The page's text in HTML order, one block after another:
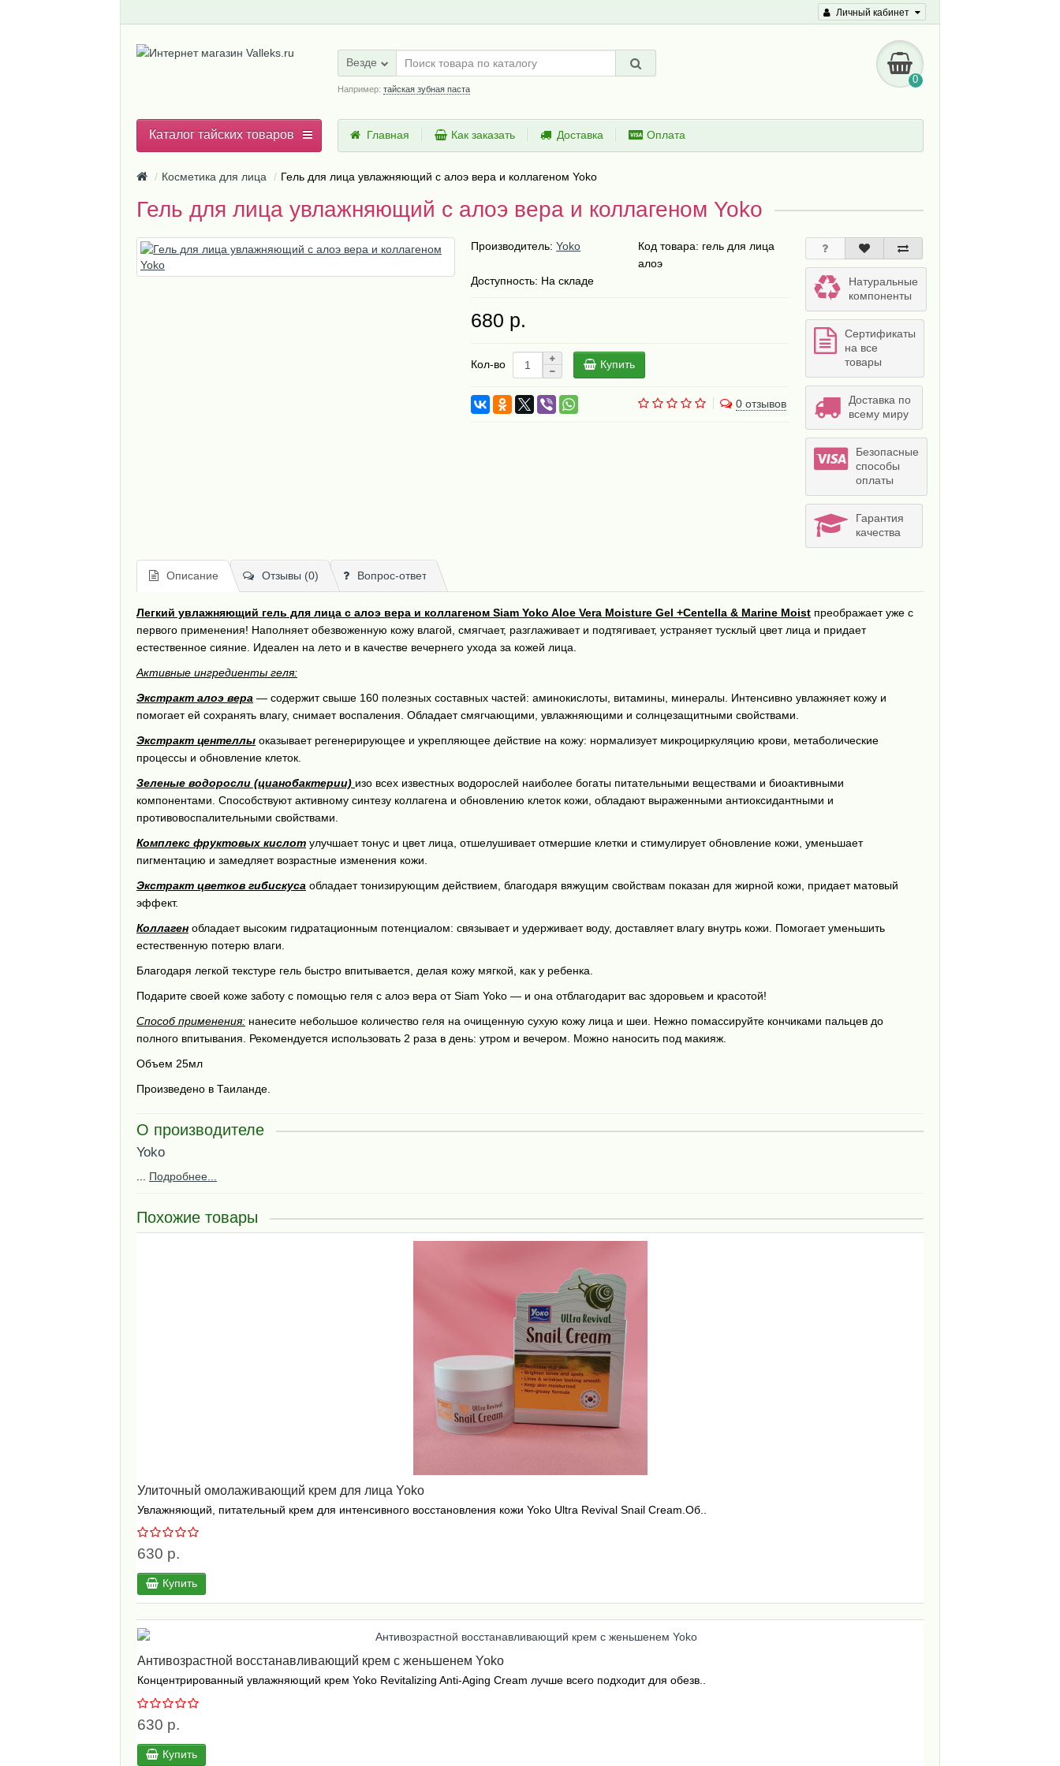
Личный кабинет
0
Везде
Например: тайская зубная паста
Главная Как заказать Доставка Оплата
Каталог тайских товаров
Косметика для лица Гель для лица увлажняющий с алоэ вера и коллагеном Yoko
Гель для лица увлажняющий с алоэ вера и коллагеном Yoko
Производитель:Yoko Код товара: гель для лица
алоэ
Доступность: На складе
680 р.
Кол-во Купить
0 отзывов
Натуральные
компоненты
Сертификаты
на все
товары
Доставка по
всему миру
Безопасные
способы
оплаты
Гарантия
качества
Описание Отзывы (0) Вопрос-ответ
Легкий увлажняющий гель для лица с алоэ вера и коллагеном Siam Yoko Aloe Vera Moisture Gel +Centella & Marine Moist преображает уже с
первого применения! Наполняет обезвоженную кожу влагой, смягчает, разглаживает и подтягивает, устраняет тусклый цвет лица и придает
естественное сияние. Идеален на лето и в качестве вечернего ухода за кожей лица.
Активные ингредиенты геля:
Экстракт алоэ вера — содержит свыше 160 полезных составных частей: аминокислоты, витамины, минералы. Интенсивно увлажняет кожу и
помогает ей сохранять влагу, снимает воспаления. Обладает смягчающими, увлажняющими и солнцезащитными свойствами.
Экстракт центеллы оказывает регенерирующее и укрепляющее действие на кожу: нормализует микроциркуляцию крови, метаболические
процессы и обновление клеток.
Зеленые водоросли (цианобактерии) изо всех известных водорослей наиболее богаты питательными веществами и биоактивными
компонентами. Способствуют активному синтезу коллагена и обновлению клеток кожи, обладают выраженными антиоксидантными и
противовоспалительными свойствами.
Комплекс фруктовых кислот улучшает тонус и цвет лица, отшелушивает отмершие клетки и стимулирует обновление кожи, уменьшает
пигментацию и замедляет возрастные изменения кожи.
Экстракт цветков гибискуса обладает тонизирующим действием, благодаря вяжущим свойствам показан для жирной кожи, придает матовый
эффект.
Коллаген обладает высоким гидратационным потенциалом: связывает и удерживает воду, доставляет влагу внутрь кожи. Помогает уменьшить
естественную потерю влаги.
Благодаря легкой текстуре гель быстро впитывается, делая кожу мягкой, как у ребенка.
Подарите своей коже заботу с помощью геля с алоэ вера от Siam Yoko — и она отблагодарит вас здоровьем и красотой!
Способ применения: нанесите небольшое количество геля на очищенную сухую кожу лица и шеи. Нежно помассируйте кончиками пальцев до
полного впитывания. Рекомендуется использовать 2 раза в день: утром и вечером. Можно наносить под макияж.
Объем 25мл
Произведено в Таиланде.
О производителе
Yoko
Подробнее...
Похожие товары
Улиточный омолаживающий крем для лица Yoko
Увлажняющий, питательный крем для интенсивного восстановления кожи Yoko Ultra Revival Snail Cream.Об..
630 р.
Купить
Антивозрастной восстанавливающий крем с женьшенем Yoko
Концентрированный увлажняющий крем Yoko Revitalizing Anti-Aging Cream лучше всего подходит для обезв..
630 р.
Купить